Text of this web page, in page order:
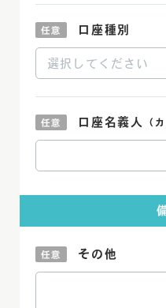
口座種別
口座名義人 （
その他